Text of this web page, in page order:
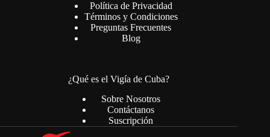
Política de Privacidad
Términos y Condiciones
Preguntas Frecuentes
Blog
¿Qué es el Vigía de Cuba?
Sobre Nosotros
Contáctanos
Suscripción